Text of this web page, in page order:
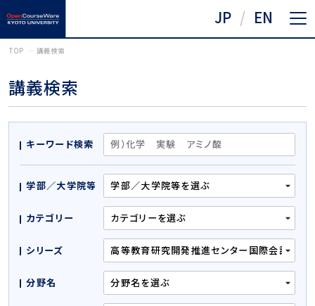
JP EN
TOP 講義検索
講義検索
キーワード検索
学部／大学院等
カテゴリー
シリーズ
分野名